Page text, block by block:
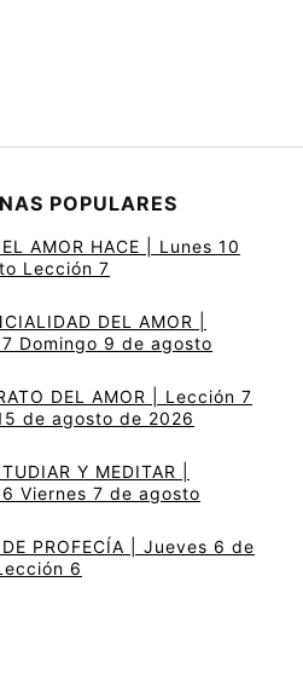
POPULARES
AMOR HACE | Lunes 10
Lección 7
DEL AMOR |
Domingo 9 de agosto
DEL AMOR | Lección 7
de agosto de 2026
Y MEDITAR |
Viernes 7 de agosto
PROFECÍA | Jueves 6 de
6